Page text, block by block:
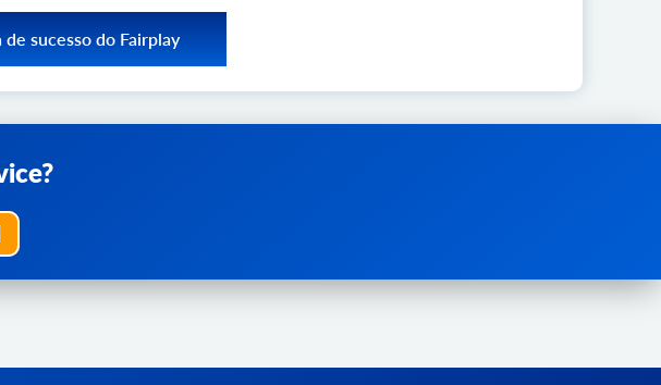
sucesso do Fairplay
a integração com mais de 70
negócio.